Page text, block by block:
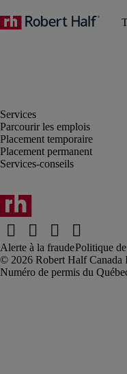
Parcourir les emplois
Placement temporaire
Placement permanent
Services-conseils
Alerte à la fraudePolitique
Robert Half Canada